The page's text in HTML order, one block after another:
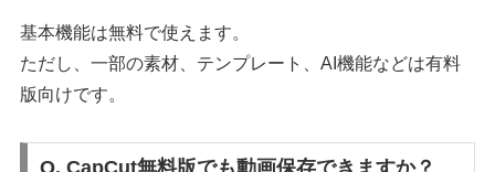
基本機能は無料で使えます。
ただし、一部の素材、テンプレート、AI機能などは有料
版向けです。
Q. CapCut無料版でも動画保存できますか？